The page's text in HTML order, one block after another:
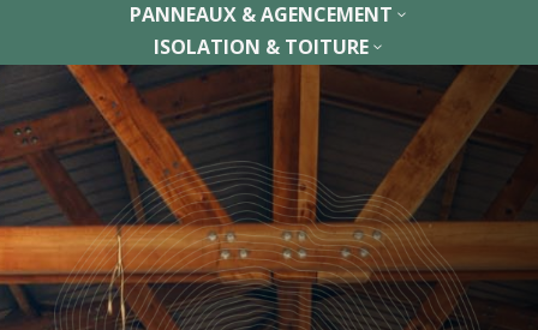
3
PANNEAUX & AGENCEMENT
3
ISOLATION & TOITURE